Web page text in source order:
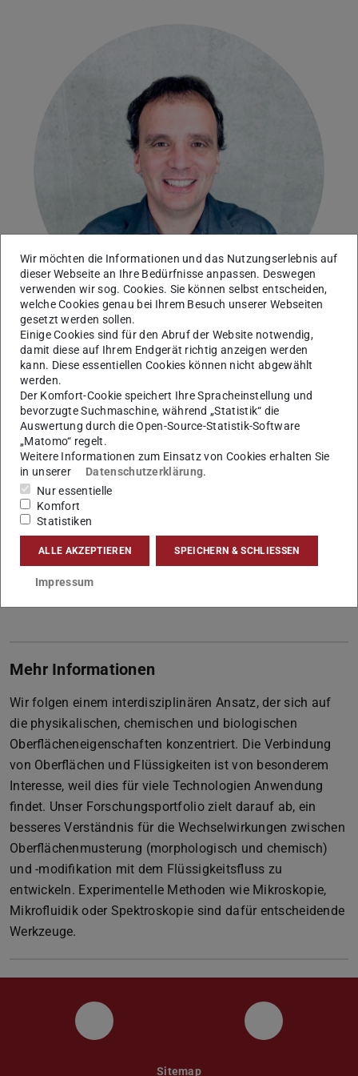
Arbeitsgebiet(e)
Oberflächenphysik
Kontakt
robert.stark@tu-...
+49 6151 16-21920
L2|07 204
Alarich-Weiss-Straße 16
64287Darmstadt
Links
Mehr Informationen
Wir folgen einem interdisziplinären Ansatz, der sich auf
die physikalischen, chemischen und biologischen
Oberflächeneigenschaften konzentriert. Die Verbindung
von Oberflächen und Flüssigkeiten ist von besonderem
Interesse, weil dies für viele Technologien Anwendung
findet. Unser Forschungsportfolio zielt darauf ab, ein
besseres Verständnis für die Wechselwirkungen zwischen
Oberflächenmusterung (morphologisch und chemisch)
und -modifikation mit dem Flüssigkeitsfluss zu
entwickeln. Experimentelle Methoden wie Mikroskopie,
Mikrofluidik oder Spektroskopie sind dafür entscheidende
Werkzeuge.
Bluesky LinkedIn
Sitemap
Wir möchten die Informationen und das Nutzungserlebnis auf
dieser Webseite an Ihre Bedürfnisse anpassen. Deswegen
verwenden wir sog. Cookies. Sie können selbst entscheiden,
welche Cookies genau bei Ihrem Besuch unserer Webseiten
gesetzt werden sollen.
Einige Cookies sind für den Abruf der Website notwendig,
damit diese auf Ihrem Endgerät richtig anzeigen werden
kann. Diese essentiellen Cookies können nicht abgewählt
werden.
Der Komfort-Cookie speichert Ihre Spracheinstellung und
bevorzugte Suchmaschine, während „Statistik“ die
Auswertung durch die Open-Source-Statistik-Software
„Matomo“ regelt.
Weitere Informationen zum Einsatz von Cookies erhalten Sie
in unserer
Datenschutzerklärung.
Nur essentielle
Komfort
Statistiken
ALLE AKZEPTIEREN SPEICHERN & SCHLIESSEN
Impressum